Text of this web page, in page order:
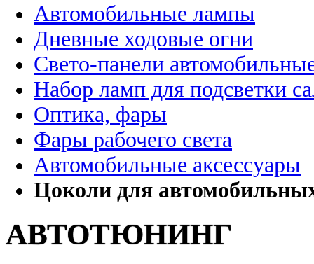
Автомобильные лампы
Дневные ходовые огни
Свето-панели
Набор ламп для подсветки
Оптика, фары
Фары рабочего света
Автомобильные аксессуары
Цоколи для
АВТОТЮНИНГ